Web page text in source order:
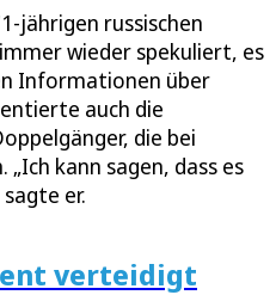
jährigen russischen
wieder spekuliert, es
Informationen über
auch die
die bei
kann sagen, dass es
er.
verteidigt